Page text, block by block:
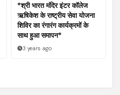
*श्री भारत मंदिर इंटर कॉलेज
ऋषिकेश के राष्ट्रीय सेवा योजना
शिविर का रंगारंग कार्यक्रमों के
साथ हुआ समापन*
3 years ago